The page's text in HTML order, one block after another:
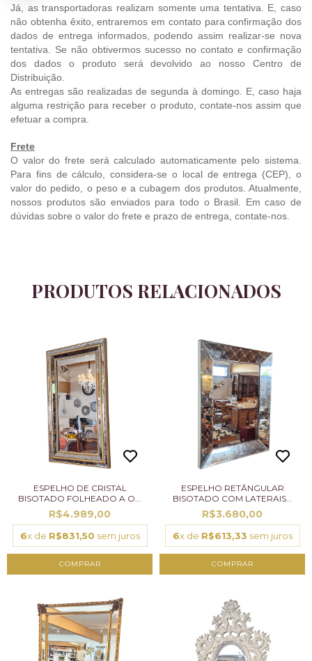
Já, as transportadoras realizam somente uma tentativa. E, caso
não obtenha êxito, entraremos em contato para confirmação dos
dados de entrega informados, podendo assim realizar-se nova
tentativa. Se não obtivermos sucesso no contato e confirmação
dos dados o produto será devolvido ao nosso Centro de
Distribuição.
As entregas são realizadas de segunda à domingo. E, caso haja
alguma restrição para receber o produto, contate-nos assim que
efetuar a compra.
Frete
O valor do frete será calculado automaticamente pelo sistema.
Para fins de cálculo, considera-se o local de entrega (CEP), o
valor do pedido, o peso e a cubagem dos produtos. Atualmente,
nossos produtos são enviados para todo o Brasil. Em caso de
dúvidas sobre o valor do frete e prazo de entrega, contate-nos.
PRODUTOS RELACIONADOS
ESPELHO DE CRISTAL
BISOTADO FOLHEADO A O...
R$4.989,00
6x de R$831,50 sem juros
ESPELHO RETÂNGULAR
BISOTADO COM LATERAIS...
R$3.680,00
6x de R$613,33 sem juros